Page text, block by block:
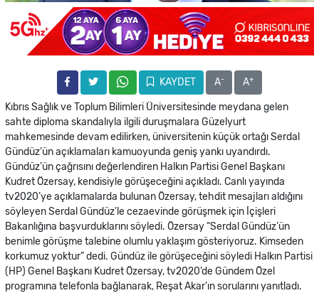
KAYDET A- A+
Kıbrıs Sağlık ve Toplum Bilimleri Üniversitesinde meydana gelen
sahte diploma skandalıyla ilgili duruşmalara Güzelyurt
mahkemesinde devam edilirken, üniversitenin küçük ortağı Serdal
Gündüz’ün açıklamaları kamuoyunda geniş yankı uyandırdı.
Gündüz’ün çağrısını değerlendiren Halkın Partisi Genel Başkanı
Kudret Özersay, kendisiyle görüşeceğini açıkladı. Canlı yayında
tv2020’ye açıklamalarda bulunan Özersay, tehdit mesajları aldığını
söyleyen Serdal Gündüz’le cezaevinde görüşmek için İçişleri
Bakanlığına başvurduklarını söyledi. Özersay “Serdal Gündüz’ün
benimle görüşme talebine olumlu yaklaşım gösteriyoruz. Kimseden
korkumuz yoktur” dedi. Gündüz ile görüşeceğini söyledi Halkın Partisi
(HP) Genel Başkanı Kudret Özersay, tv2020’de Gündem Özel
programına telefonla bağlanarak, Reşat Akar’ın sorularını yanıtladı.